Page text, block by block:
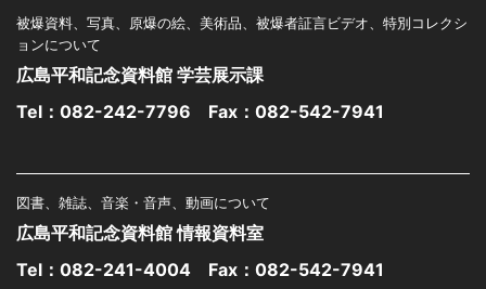
被爆資料、写真、原爆の絵、美術品、被爆者証言ビデオ、特別コレクシ
ョンについて
広島平和記念資料館 学芸展示課
Tel： 082-242-7796 Fax：082-542-7941
図書、雑誌、音楽・音声、動画について
広島平和記念資料館 情報資料室
Tel： 082-241-4004 Fax：082-542-7941